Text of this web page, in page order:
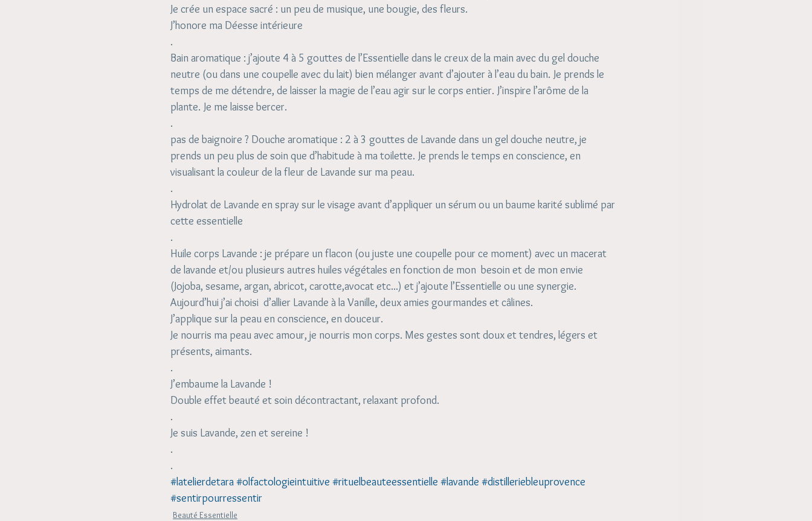
Je crée un espace sacré : un peu de musique, une bougie, des fleurs.
J’honore ma Déesse intérieure
.
Bain aromatique : j’ajoute 4 à 5 gouttes de l’Essentielle dans le creux de la main avec du gel douche
neutre (ou dans une coupelle avec du lait) bien mélanger avant d’ajouter à l’eau du bain. Je prends le
temps de me détendre, de laisser la magie de l’eau agir sur le corps entier. J’inspire l’arôme de la
plante. Je me laisse bercer.
.
pas de baignoire ? Douche aromatique : 2 à 3 gouttes de Lavande dans un gel douche neutre, je
prends un peu plus de soin que d’habitude à ma toilette. Je prends le temps en conscience, en
visualisant la couleur de la fleur de Lavande sur ma peau.
.
Hydrolat de Lavande en spray sur le visage avant d’appliquer un sérum ou un baume karité sublimé par
cette essentielle
.
Huile corps Lavande : je prépare un flacon (ou juste une coupelle pour ce moment) avec un macerat
de lavande et/ou plusieurs autres huiles végétales en fonction de mon  besoin et de mon envie
(Jojoba, sesame, argan, abricot, carotte,avocat etc...) et j’ajoute l’Essentielle ou une synergie.
Aujourd’hui j’ai choisi  d’allier Lavande à la Vanille, deux amies gourmandes et câlines.
J’applique sur la peau en conscience, en douceur.
Je nourris ma peau avec amour, je nourris mon corps. Mes gestes sont doux et tendres, légers et
présents, aimants.
.
J’embaume la Lavande !
Double effet beauté et soin décontractant, relaxant profond.
.
Je suis Lavande, zen et sereine !
.
.
#latelierdetara#olfactologieintuitive #rituelbeauteessentielle #lavande #distilleriebleuprovence
#sentirpourressentir
Beauté Essentielle